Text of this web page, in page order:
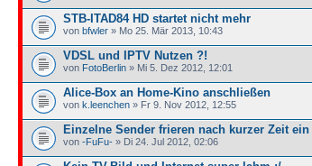
STB-ITAD84 HD startet nicht mehr
von bfwler » Mo 25. Mär 2013, 10:43
VDSL und IPTV Nutzen ?!
von FotoBerlin » Mi 5. Dez 2012, 12:01
Alice-Box an Home-Kino anschließen
von k.leenchen » Fr 9. Nov 2012, 12:55
Einzelne Sender frieren nach kurzer Zeit ein
von -FuFu- » Di 24. Jul 2012, 02:06